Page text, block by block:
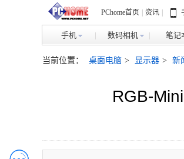
PChome首页 资讯
手机 数码相机 笔记
当前位置： 桌面电脑 > 显示器 > 新
RGB-